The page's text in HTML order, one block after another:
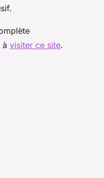
à visiter ce site.